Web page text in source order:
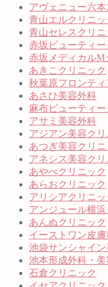
アヴェニュー六
青山エルクリニッ
青山セレスクリニ
赤坂ビューティー
赤坂メディカルM
あきこクリニック
秋葉原フロンテ
あさひ美容外科
麻布ビューティー
アサミ美容外科
アジアン美容クリ
あつぎ美容クリニ
アネシス美容クリ
あやべクリニック
あらおクリニック
アリシアクリニッ
アンジュール横浜
あんぬクリニック
イーストワン皮
池袋サンシャイ
池本形成外科・
石倉クリニック